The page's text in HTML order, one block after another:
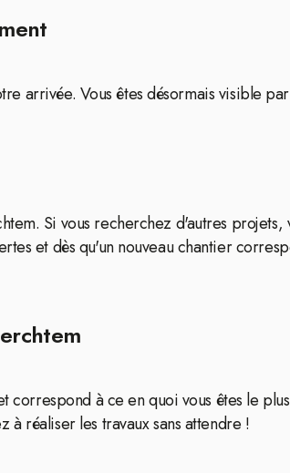
arrivée. Vous êtes désormais visible
Si vous recherchez d'autres
et dès qu'un nouveau chantier
à ce en quoi vous êtes le
réaliser les travaux sans attendre !